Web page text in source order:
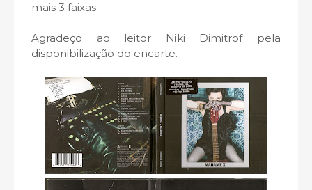
mais 3 faixas.
Agradeço ao leitor Niki Dimitrof pela
disponibilização do encarte.